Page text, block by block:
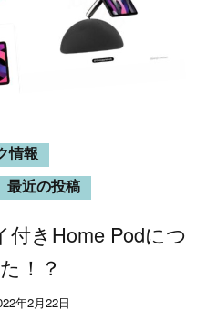
情報
最近の投稿
きHome Podにつ
！？
年2月22日